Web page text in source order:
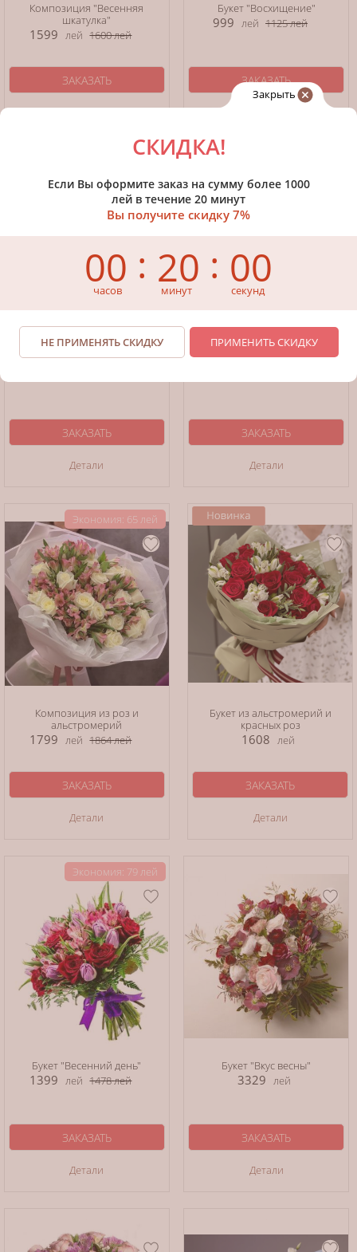
Закрыть
СКИДКА!
Если Вы оформите заказ на сумму более 1000
лей в течение 20 минут
Вы получите скидку 7%
00 : 20 : 00
часов минут секунд
НЕ ПРИМЕНЯТЬ СКИДКУ ПРИМЕНИТЬ СКИДКУ
Композиция "Весенняя
шкатулка"
1599 лей 1600лей
Детали
ЗАКАЗАТЬ
Букет "Восхищение"
999 лей 1125лей
ЗАКАЗАТЬ
Букет "Яркое настроение"
Детали
ЗАКАЗАТЬ
Букет "Мечтательница"
Детали
ЗАКАЗАТЬ
Экономия: 65 лей
Композиция из роз и
альстромерий
1799 лей 1864лей
Детали
ЗАКАЗАТЬ
Букет из альстромерий и
красных роз
1608 лей
Детали
ЗАКАЗАТЬ
Экономия: 79 лей
Букет "Весенний день"
1399 лей 1478лей
Детали
ЗАКАЗАТЬ
Букет "Вкус весны"
3329 лей
Детали
ЗАКАЗАТЬ